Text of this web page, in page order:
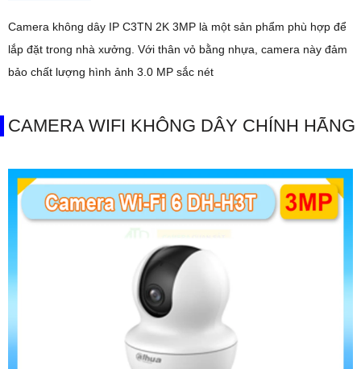
Camera không dây IP C3TN 2K 3MP là một sản phẩm phù hợp để
lắp đặt trong nhà xưởng. Với thân vỏ bằng nhựa, camera này đảm
bảo chất lượng hình ảnh 3.0 MP sắc nét
CAMERA WIFI KHÔNG DÂY CHÍNH HÃNG